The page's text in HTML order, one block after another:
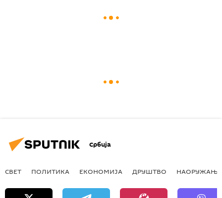
Србија
СВЕТ ПОЛИТИКА ЕКОНОМИЈА ДРУШТВО НАОРУЖАЊЕ